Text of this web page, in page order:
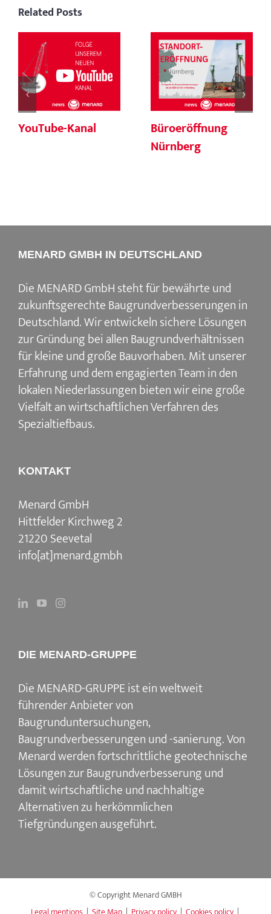
Related Posts
YouTube-Kanal
Büroeröffnung
Nürnberg
MENARD GMBH IN DEUTSCHLAND
Die MENARD GmbH steht für bewährte und
zukunftsgerechte Baugrundverbesserungen in
Deutschland. Wir entwickeln sichere Lösungen
zur Gründung bei allen Baugrundverhältnissen
für kleine und große Bauvorhaben. Mit unserer
Erfahrung und dem engagierten Team in den
lokalen Niederlassungen bieten wir eine große
Vielfalt an wirtschaftlichen Verfahren des
Spezialtiefbaus.
KONTAKT
Menard GmbH
Hittfelder Kirchweg 2
21220 Seevetal
info[at]menard.gmbh
DIE MENARD-GRUPPE
Die MENARD-GRUPPE ist ein weltweit
führender Anbieter von
Baugrunduntersuchungen,
Baugrundverbesserungen und -sanierung. Von
Menard werden fortschrittliche geotechnische
Lösungen zur Baugrundverbesserung und
damit wirtschaftliche und nachhaltige
Alternativen zu herkömmlichen
Tiefgründungen ausgeführt.
© Copyright Menard GMBH